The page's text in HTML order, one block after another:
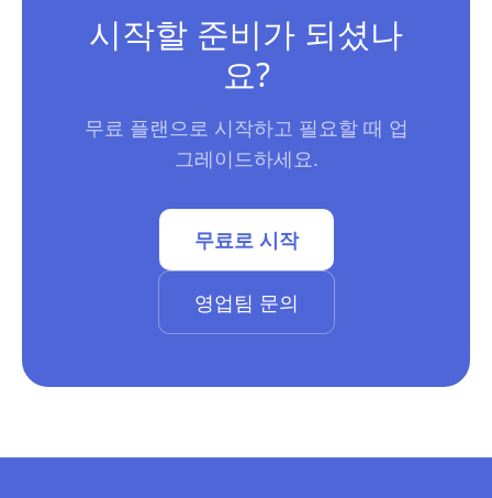
시작할 준비가 되셨나
요?
무료 플랜으로 시작하고 필요할 때 업
그레이드하세요.
무료로 시작
영업팀 문의